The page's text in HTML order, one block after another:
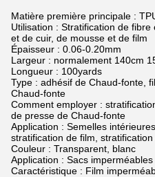
Matière première principale :
Utilisation : Stratification de
et de cuir, de mousse et de film
Épaisseur : 0.06-0.20mm
Largeur : normalement 140cm
Longueur : 100yards
Type : adhésif de Chaud-fonte,
Chaud-fonte
Comment employer :
de presse de Chaud-fonte
Application : Semelles
stratification de film, stratification
Couleur : Transparent, blanc
Application : Sacs imperméables
Caractéristique : Film